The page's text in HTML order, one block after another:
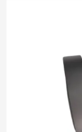
MAISON
PRODUITS